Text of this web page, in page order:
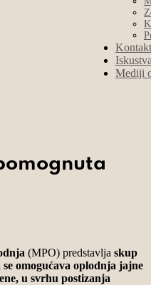
Kontakt
Mediji
(MPO) predstavlja skup
omogućava oplodnja jajne
u svrhu postizanja